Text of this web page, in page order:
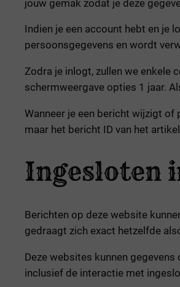
jouw gemak zodat je deze
Indien je een account hebt en je
persoonsgegevens en wordt
Zodra je inlogt, zullen we enkele
schermweergave opties 1 jaar.
Wanneer je een bericht wijzigt of
maar het bericht ID van het
Ingesloten
Berichten op deze website
gedraagt zich exact hetzelfde
Deze websites kunnen
inclusief de interactie met